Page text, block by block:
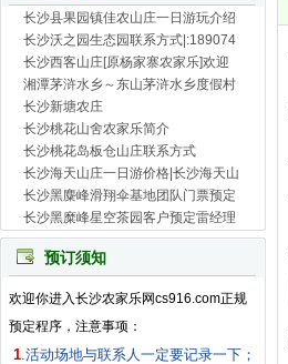
长沙县果园镇佳农山庄一日游玩介绍
长沙沃之园生态园联系方式|:189074
长沙西客山庄[原杨家寨农家乐]欢迎
湘潭茅浒水乡～东山茅浒水乡度假村
长沙新塘农庄
长沙桃花山舍农家乐简介
长沙桃花岛板仓山庄联系方式
长沙海天山庄一日游价格|长沙海天山
长沙黑麋峰滑翔伞基地团队门票预定
长沙黑糜峰星空茶园客户预定雷经理
预订须知
欢迎你进入长沙农家乐网cs916.com正规
预定程序，注意事项：
1.活动场地与联系人一定要记录一下；